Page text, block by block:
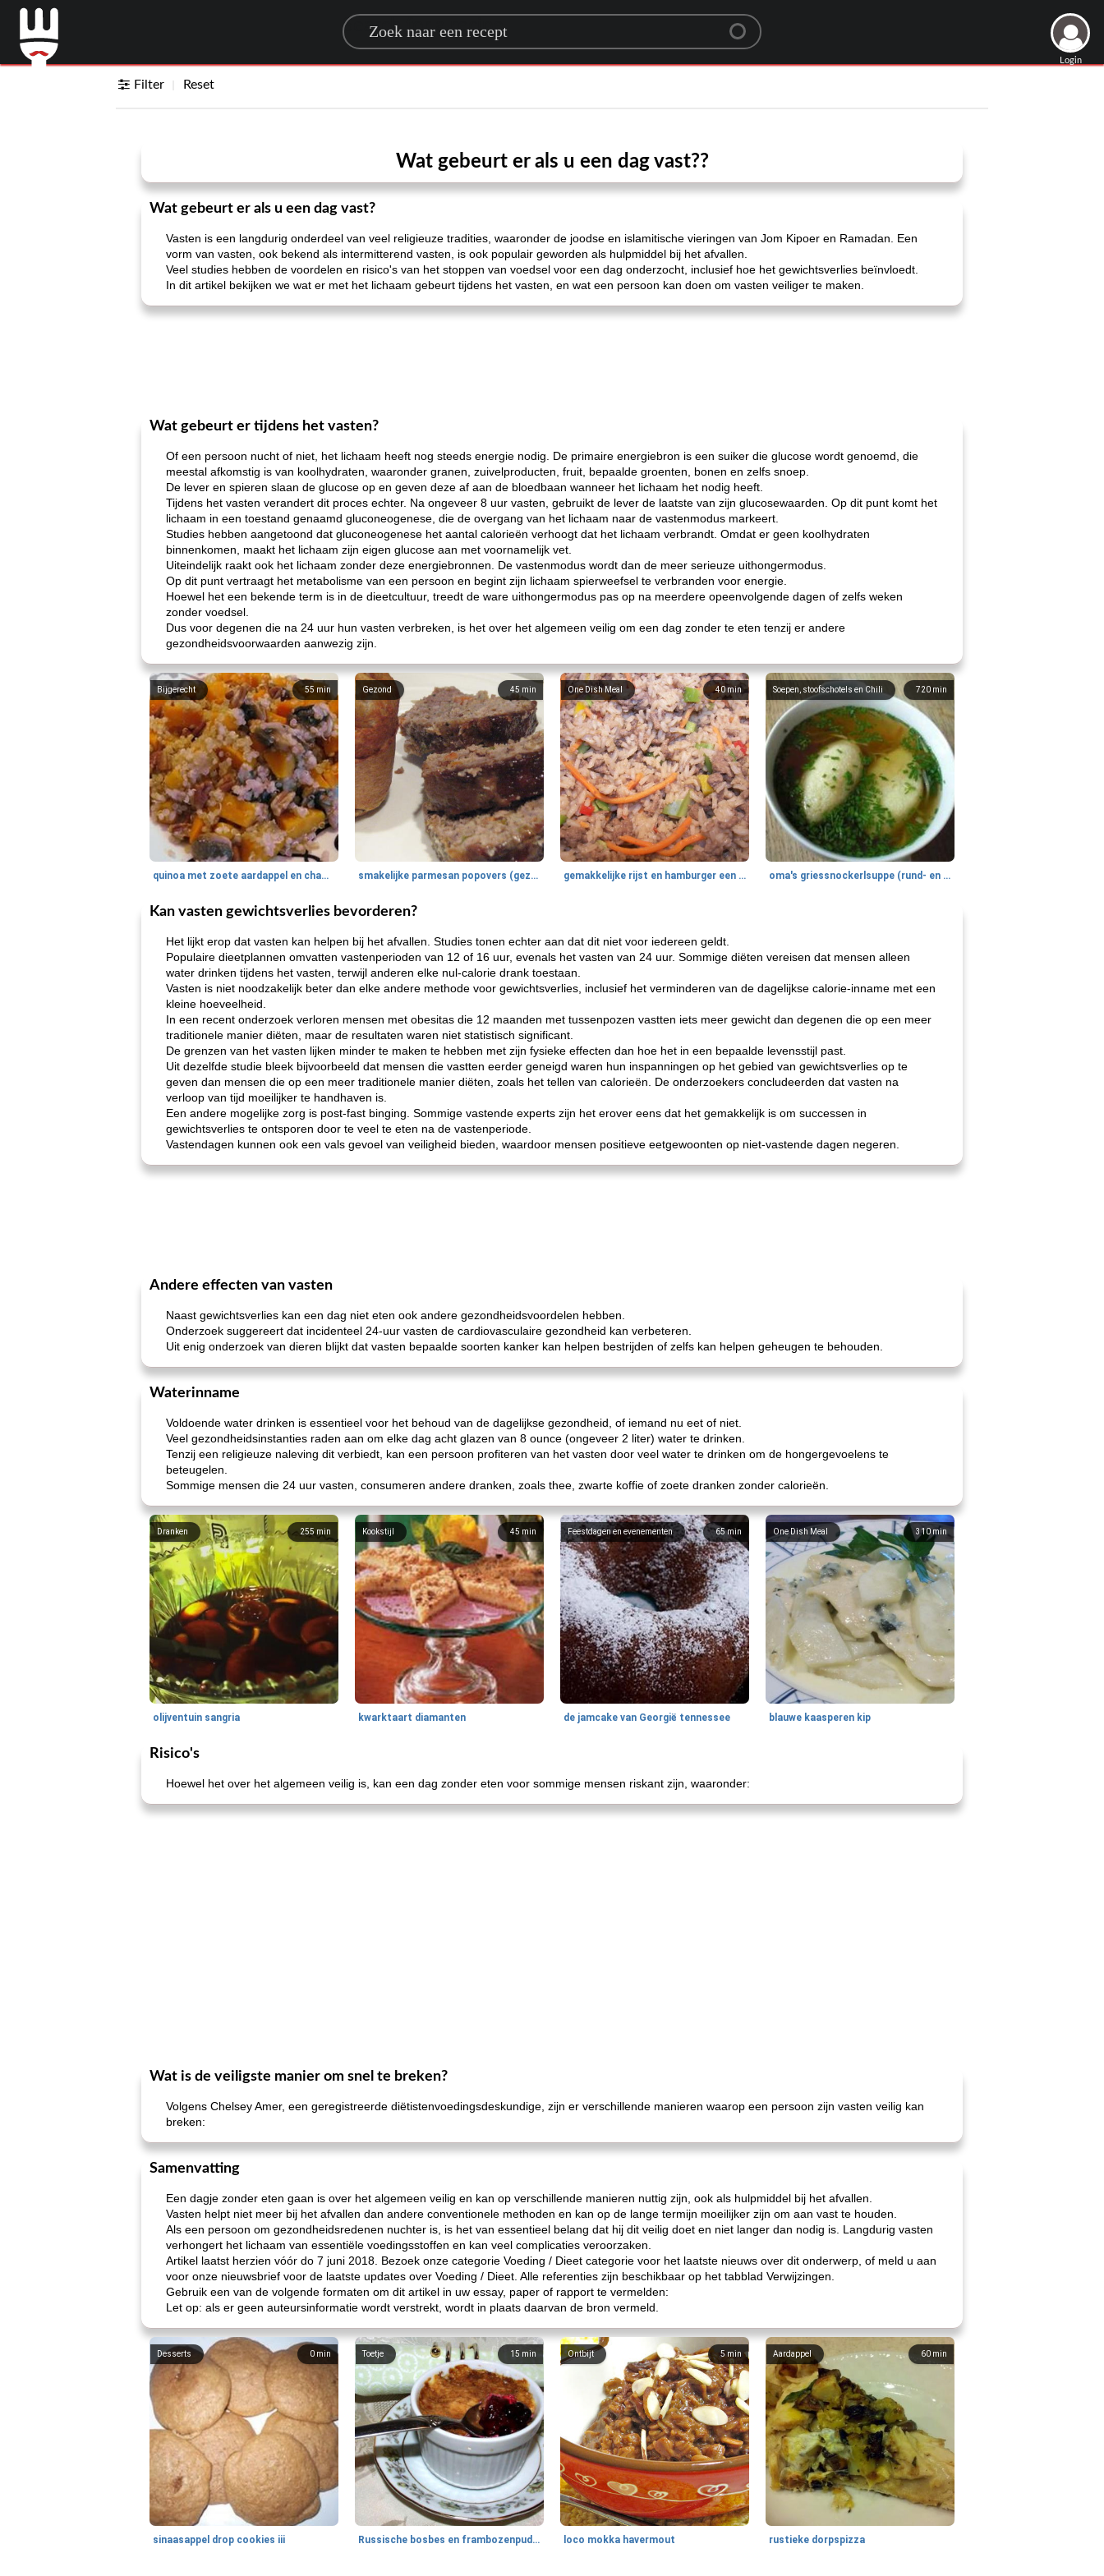
Search for a recipe
Login
Filter Reset
Wat gebeurt er als u een dag vast??
Wat gebeurt er als u een dag vast?
Vasten is een langdurig onderdeel van veel religieuze tradities, waaronder de joodse en islamitische vieringen van Jom Kipoer en Ramadan. Een
vorm van vasten, ook bekend als intermitterend vasten, is ook populair geworden als hulpmiddel bij het afvallen.
Veel studies hebben de voordelen en risico's van het stoppen van voedsel voor een dag onderzocht, inclusief hoe het gewichtsverlies beïnvloedt.
In dit artikel bekijken we wat er met het lichaam gebeurt tijdens het vasten, en wat een persoon kan doen om vasten veiliger te maken.
Wat gebeurt er tijdens het vasten?
Of een persoon nucht of niet, het lichaam heeft nog steeds energie nodig. De primaire energiebron is een suiker die glucose wordt genoemd, die
meestal afkomstig is van koolhydraten, waaronder granen, zuivelproducten, fruit, bepaalde groenten, bonen en zelfs snoep.
De lever en spieren slaan de glucose op en geven deze af aan de bloedbaan wanneer het lichaam het nodig heeft.
Tijdens het vasten verandert dit proces echter. Na ongeveer 8 uur vasten, gebruikt de lever de laatste van zijn glucosewaarden. Op dit punt komt het
lichaam in een toestand genaamd gluconeogenese, die de overgang van het lichaam naar de vastenmodus markeert.
Studies hebben aangetoond dat gluconeogenese het aantal calorieën verhoogt dat het lichaam verbrandt. Omdat er geen koolhydraten
binnenkomen, maakt het lichaam zijn eigen glucose aan met voornamelijk vet.
Uiteindelijk raakt ook het lichaam zonder deze energiebronnen. De vastenmodus wordt dan de meer serieuze uithongermodus.
Op dit punt vertraagt ​​het metabolisme van een persoon en begint zijn lichaam spierweefsel te verbranden voor energie.
Hoewel het een bekende term is in de dieetcultuur, treedt de ware uithongermodus pas op na meerdere opeenvolgende dagen of zelfs weken
zonder voedsel.
Dus voor degenen die na 24 uur hun vasten verbreken, is het over het algemeen veilig om een ​​dag zonder te eten tenzij er andere
gezondheidsvoorwaarden aanwezig zijn.
55 min
Bijgerecht
quinoa met zoete aardappel en champignons
45 min
Gezond
smakelijke parmesan popovers (gezonder!)
40min
One Dish Meal
gemakkelijke rijst en hamburger een gerecht diner
720 min
Soepen, stoofschotels en Chili
oma's griessnockerlsuppe (rund- en griesmeelknoedelsoep)
Kan vasten gewichtsverlies bevorderen?
Het lijkt erop dat vasten kan helpen bij het afvallen. Studies tonen echter aan dat dit niet voor iedereen geldt.
Populaire dieetplannen omvatten vastenperioden van 12 of 16 uur, evenals het vasten van 24 uur. Sommige diëten vereisen dat mensen alleen
water drinken tijdens het vasten, terwijl anderen elke nul-calorie drank toestaan.
Vasten is niet noodzakelijk beter dan elke andere methode voor gewichtsverlies, inclusief het verminderen van de dagelijkse calorie-inname met een
kleine hoeveelheid.
In een recent onderzoek verloren mensen met obesitas die 12 maanden met tussenpozen vastten iets meer gewicht dan degenen die op een meer
traditionele manier diëten, maar de resultaten waren niet statistisch significant.
De grenzen van het vasten lijken minder te maken te hebben met zijn fysieke effecten dan hoe het in een bepaalde levensstijl past.
Uit dezelfde studie bleek bijvoorbeeld dat mensen die vastten eerder geneigd waren hun inspanningen op het gebied van gewichtsverlies op te
geven dan mensen die op een meer traditionele manier diëten, zoals het tellen van calorieën. De onderzoekers concludeerden dat vasten na
verloop van tijd moeilijker te handhaven is.
Een andere mogelijke zorg is post-fast binging. Sommige vastende experts zijn het erover eens dat het gemakkelijk is om successen in
gewichtsverlies te ontsporen door te veel te eten na de vastenperiode.
Vastendagen kunnen ook een vals gevoel van veiligheid bieden, waardoor mensen positieve eetgewoonten op niet-vastende dagen negeren.
Andere effecten van vasten
Naast gewichtsverlies kan een dag niet eten ook andere gezondheidsvoordelen hebben.
Onderzoek suggereert dat incidenteel 24-uur vasten de cardiovasculaire gezondheid kan verbeteren.
Uit enig onderzoek van dieren blijkt dat vasten bepaalde soorten kanker kan helpen bestrijden of zelfs kan helpen geheugen te behouden.
Waterinname
Voldoende water drinken is essentieel voor het behoud van de dagelijkse gezondheid, of iemand nu eet of niet.
Veel gezondheidsinstanties raden aan om elke dag acht glazen van 8 ounce (ongeveer 2 liter) water te drinken.
Tenzij een religieuze naleving dit verbiedt, kan een persoon profiteren van het vasten door veel water te drinken om de hongergevoelens te
beteugelen.
Sommige mensen die 24 uur vasten, consumeren andere dranken, zoals thee, zwarte koffie of zoete dranken zonder calorieën.
255 min
Dranken
olijventuin sangria
45 min
Kookstijl
kwarktaart diamanten
65min
Feestdagen en evenementen
de jamcake van Georgië tennessee
310 min
One Dish Meal
blauwe kaasperen kip
Risico's
Hoewel het over het algemeen veilig is, kan een dag zonder eten voor sommige mensen riskant zijn, waaronder:
Wat is de veiligste manier om snel te breken?
Volgens Chelsey Amer, een geregistreerde diëtistenvoedingsdeskundige, zijn er verschillende manieren waarop een persoon zijn vasten veilig kan
breken:
Samenvatting
Een dagje zonder eten gaan is over het algemeen veilig en kan op verschillende manieren nuttig zijn, ook als hulpmiddel bij het afvallen.
Vasten helpt niet meer bij het afvallen dan andere conventionele methoden en kan op de lange termijn moeilijker zijn om aan vast te houden.
Als een persoon om gezondheidsredenen nuchter is, is het van essentieel belang dat hij dit veilig doet en niet langer dan nodig is. Langdurig vasten
verhongert het lichaam van essentiële voedingsstoffen en kan veel complicaties veroorzaken.
Artikel laatst herzien vóór do 7 juni 2018. Bezoek onze categorie Voeding / Dieet categorie voor het laatste nieuws over dit onderwerp, of meld u aan
voor onze nieuwsbrief voor de laatste updates over Voeding / Dieet. Alle referenties zijn beschikbaar op het tabblad Verwijzingen.
Gebruik een van de volgende formaten om dit artikel in uw essay, paper of rapport te vermelden:
Let op: als er geen auteursinformatie wordt verstrekt, wordt in plaats daarvan de bron vermeld.
0 min
Desserts
sinaasappel drop cookies iii
15 min
Toetje
Russische bosbes en frambozenpudding
5min
Ontbijt
loco mokka havermout
60 min
Aardappel
rustieke dorpspizza